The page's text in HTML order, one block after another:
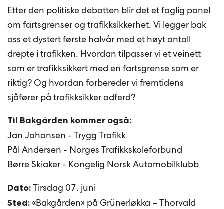
Etter den politiske debatten blir det et faglig panel
om fartsgrenser og trafikksikkerhet. Vi legger bak
oss et dystert første halvår med et høyt antall
drepte i trafikken. Hvordan tilpasser vi et veinett
som er trafikksikkert med en fartsgrense som er
riktig? Og hvordan forbereder vi fremtidens
sjåfører på trafikksikker adferd?
Til Bakgården kommer også:
Jan Johansen - Trygg Trafikk
Pål Andersen - Norges Trafikkskoleforbund
Børre Skiaker - Kongelig Norsk Automobilklubb
Dato:Tirsdag 07. juni
Sted:«Bakgården» på Grünerløkka – Thorvald